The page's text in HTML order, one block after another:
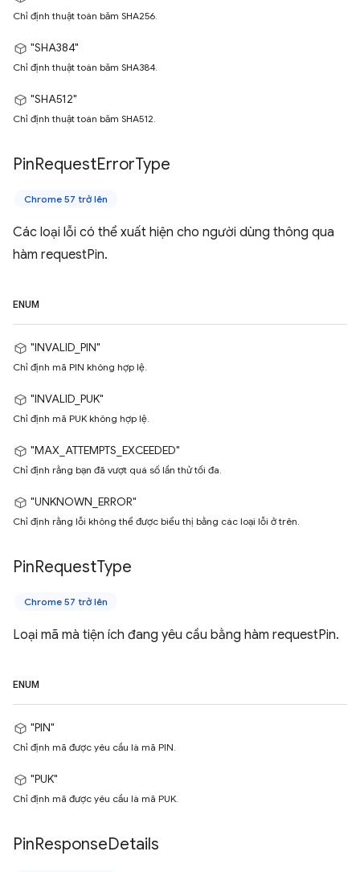
Chỉ định thuật toán băm SHA256.
"SHA384"
Chỉ định thuật toán băm SHA384.
"SHA512"
Chỉ định thuật toán băm SHA512.
PinRequestErrorType
Chrome 57 trở lên
Các loại lỗi có thể xuất hiện cho người dùng thông qua
hàm requestPin.
ENUM
"INVALID_PIN"
Chỉ định mã PIN không hợp lệ.
"INVALID_PUK"
Chỉ định mã PUK không hợp lệ.
"MAX_ATTEMPTS_EXCEEDED"
Chỉ định rằng bạn đã vượt quá số lần thử tối đa.
"UNKNOWN_ERROR"
Chỉ định rằng lỗi không thể được biểu thị bằng các loại lỗi ở trên.
PinRequestType
Chrome 57 trở lên
Loại mã mà tiện ích đang yêu cầu bằng hàm requestPin.
ENUM
"PIN"
Chỉ định mã được yêu cầu là mã PIN.
"PUK"
Chỉ định mã được yêu cầu là mã PUK.
PinResponseDetails